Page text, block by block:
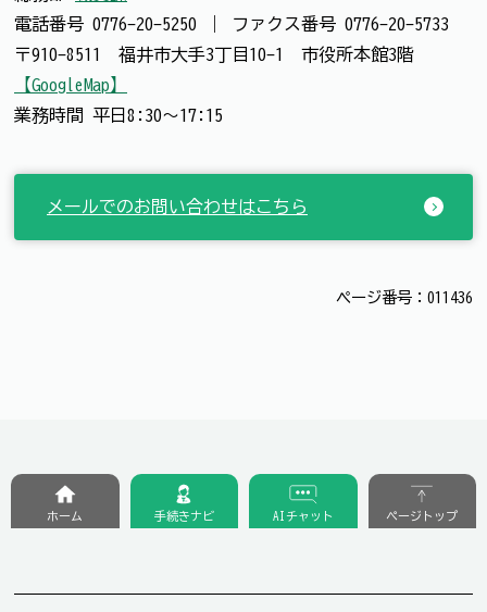
電話番号 0776-20-5250 ファクス番号 0776-20-5733
〒910-8511 福井市大手3丁目10-1 市役所本館3階
【GoogleMap】
業務時間 平日8:30～17:15
メールでのお問い合わせはこちら
ページ番号：011436
ホーム 手続きナビ AIチャット ページトップ